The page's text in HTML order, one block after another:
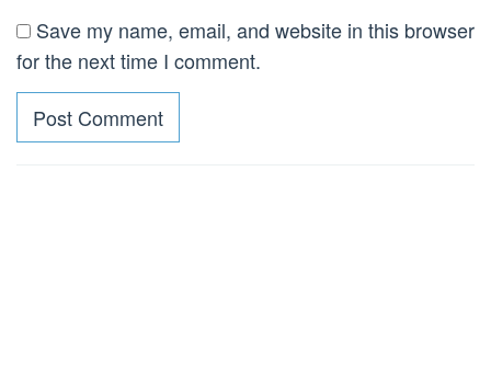
Save my name, email, and website in this browser
for the next time I comment.